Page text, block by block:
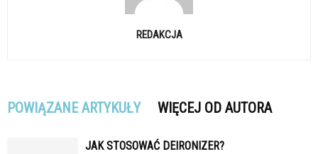
REDAKCJA
POWIĄZANE ARTYKUŁY WIĘCEJ OD AUTORA
JAK STOSOWAĆ DEIRONIZER?